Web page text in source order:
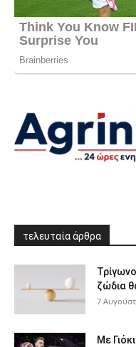
τελευταία άρθρα
ζώδια
7
Με